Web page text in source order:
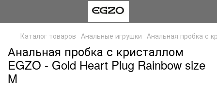
Каталог товаров Анальные игрушки Анальная пробка с
Анальная пробка с кристаллом
EGZO - Gold Heart Plug Rainbow size
M